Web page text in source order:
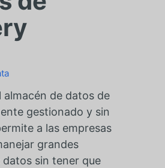
almacén de datos de
gestionado y sin
a las empresas
grandes
sin tener que